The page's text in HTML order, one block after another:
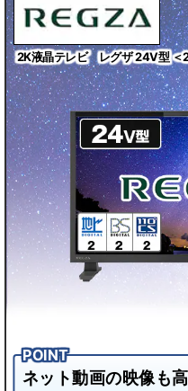
2K液晶テレビ レグザ 24V型 ＜
ネット動画の映像も